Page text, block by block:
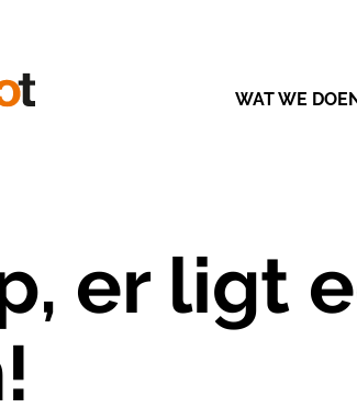
WAT WE
er ligt